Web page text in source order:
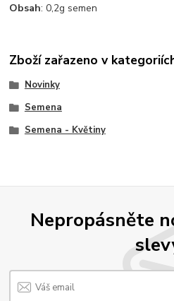
Obsah: 0,2g semen
Zboží zařazeno v
Novinky
Semena
Semena - Květiny
Nepropásněte